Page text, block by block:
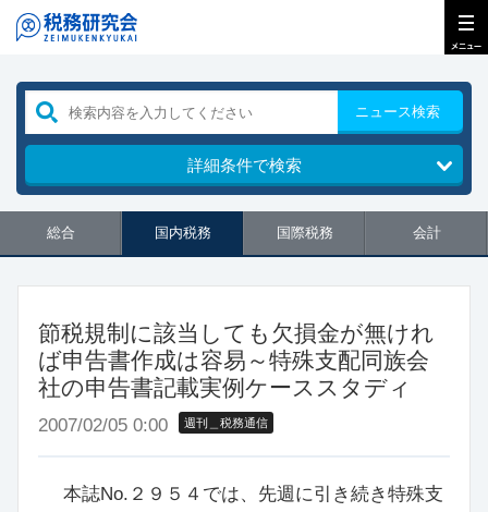
ニュース検索
詳細条件で検索
総合 国内税務 国際税務 会計
節税規制に該当しても欠損金が無けれ
ば申告書作成は容易～特殊支配同族会
社の申告書記載実例ケーススタディ
2007/02/05 0:00 週刊＿税務通信
本誌No.２９５４では、先週に引き続き特殊支